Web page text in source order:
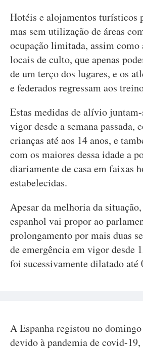
Hotéis e alojamentos turísticos
mas sem utilização de áreas
ocupação limitada, assim como
locais de culto, que apenas
de um terço dos lugares, e os
e federados regressam aos
Estas medidas de alívio
vigor desde a semana passada,
crianças até aos 14 anos, e
com os maiores dessa idade a
diariamente de casa em faixas
estabelecidas.
Apesar da melhoria da
espanhol vai propor ao
prolongamento por mais duas
de emergência em vigor desde
foi sucessivamente dilatado até
A Espanha registou no
devido à pandemia de covid-